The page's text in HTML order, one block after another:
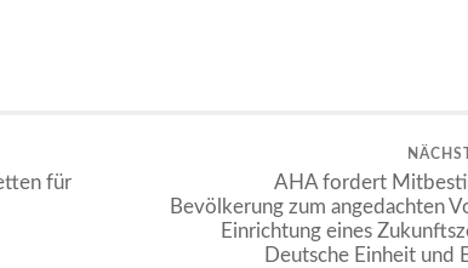
für
AHA fordert
Bevölkerung zum angedachten
Einrichtung eines
Deutsche Einheit und